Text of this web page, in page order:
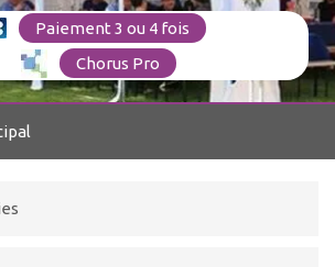
Paiement 3 ou 4 fois
Chorus Pro